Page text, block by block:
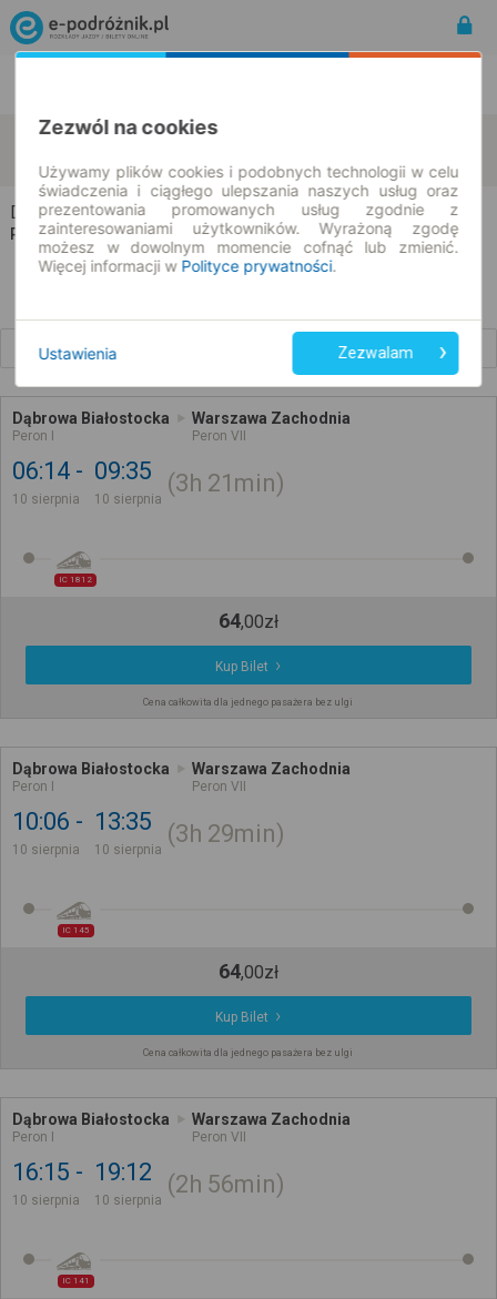
Dąbrowa Białostocka Warszawa
10.08.2026 | -- : --
Dąbrowa Białostocka → Warszawa
Rozkład jazdy i bilety
Dąbrowa Białostocka
Peron I
Warszawa Zachodnia
Peron VII
06:14
10 sierpnia
09:35
10 sierpnia
3h 21min
IC 1812
64,00zł
Kup Bilet
Cena całkowita dla jednego pasażera bez ulgi
Dąbrowa Białostocka
Peron I
Warszawa Zachodnia
Peron VII
10:06
10 sierpnia
13:35
10 sierpnia
3h 29min
IC 145
64,00zł
Kup Bilet
Cena całkowita dla jednego pasażera bez ulgi
Dąbrowa Białostocka
Peron I
Warszawa Zachodnia
Peron VII
16:15
10 sierpnia
19:12
10 sierpnia
2h 56min
IC 141
Zezwól na cookies
Używamy plików cookies i podobnych technologii w celu
świadczenia i ciągłego ulepszania naszych usług oraz
prezentowania promowanych usług zgodnie z
zainteresowaniami użytkowników. Wyrażoną zgodę
możesz w dowolnym momencie cofnąć lub zmienić.
Więcej informacji w Polityce prywatności.
Ustawienia Zezwalam